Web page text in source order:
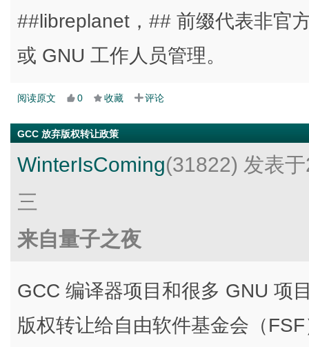
##libreplanet，## 前缀代表非官
或 GNU 工作人员管理。
阅读原文 0 收藏 评论
GCC 放弃版权转让政策
WinterIsComing(31822) 发表
三
来自量子之夜
GCC 编译器项目和很多 GNU 项
版权转让给自由软件基金会（